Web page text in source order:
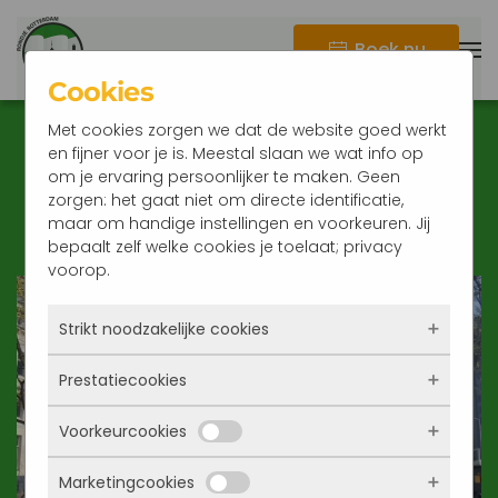
Boek nu
Rondje Rotterdam te
Voet
Cookies
Met cookies zorgen we dat de website goed werkt
en fijner voor je is. Meestal slaan we wat info op
om je ervaring persoonlijker te maken. Geen
zorgen: het gaat niet om directe identificatie,
maar om handige instellingen en voorkeuren. Jij
bepaalt zelf welke cookies je toelaat; privacy
voorop.
Strikt noodzakelijke cookies
Deze cookies zorgen ervoor dat de website
überhaupt werkt. Ze zijn dus altijd actief en
kunnen niet worden uitgezet. Meestal worden
ze alleen geplaatst als jij iets doet, zoals
inloggen, een formulier invullen of je
Prestatiecookies
Met deze cookies zien we hoe vaak onze site
bezocht wordt, waar bezoekers vandaan
komen en welke pagina’s populair zijn. Zo
Voorkeurcookies
Deze cookies onthouden jouw voorkeuren.
Marketingcookies